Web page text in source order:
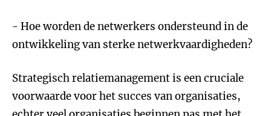
- Hoe worden de netwerkers ondersteund in de
ontwikkeling van sterke netwerkvaardigheden?
Strategisch relatiemanagement is een cruciale
voorwaarde voor het succes van organisaties,